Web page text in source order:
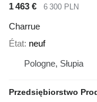
1 463 €
6 300 PLN
Charrue
État neuf
Pologne, Słupia